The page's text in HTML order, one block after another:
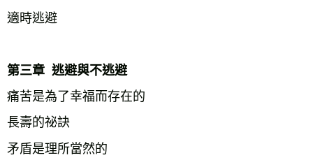
適時逃避
第三章  逃避與不逃避
痛苦是為了幸福而存在的
長壽的祕訣
矛盾是理所當然的